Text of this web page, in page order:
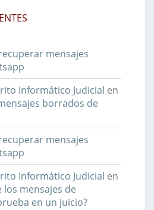
mensajes
Informático Judicial en
borrados de
mensajes
Informático Judicial en
los mensajes de
en un juicio?